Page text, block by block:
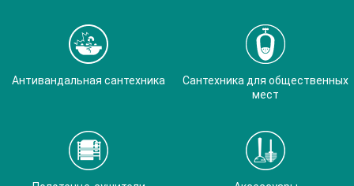
Антивандальная сантехника
Сантехника для общественных
мест